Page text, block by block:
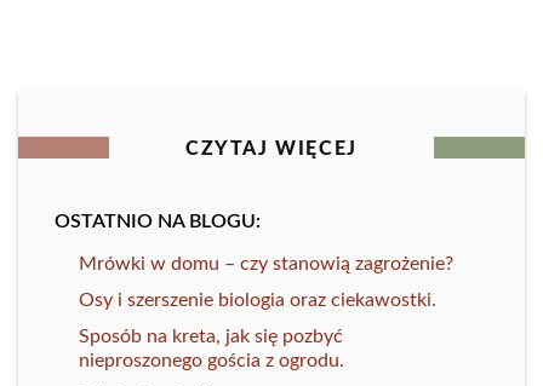
CZYTAJ WIĘCEJ
OSTATNIO NA BLOGU:
Mrówki w domu – czy stanowią zagrożenie?
Osy i szerszenie biologia oraz ciekawostki.
Sposób na kreta, jak się pozbyć
nieproszonego gościa z ogrodu.